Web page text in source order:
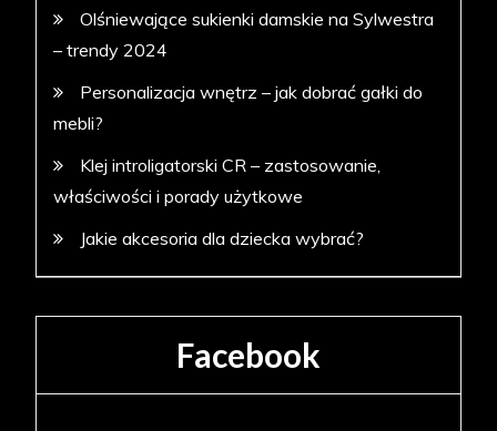
Olśniewające sukienki damskie na Sylwestra
– trendy 2024
Personalizacja wnętrz – jak dobrać gałki do
mebli?
Klej introligatorski CR – zastosowanie,
właściwości i porady użytkowe
Jakie akcesoria dla dziecka wybrać?
Facebook